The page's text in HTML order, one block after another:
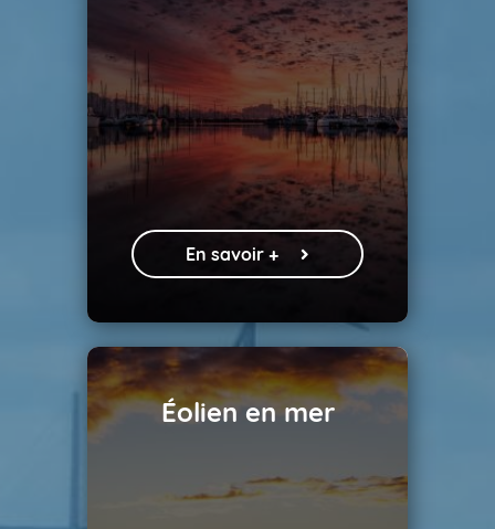
En savoir +
Éolien en mer